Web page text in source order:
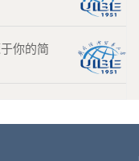
你的简